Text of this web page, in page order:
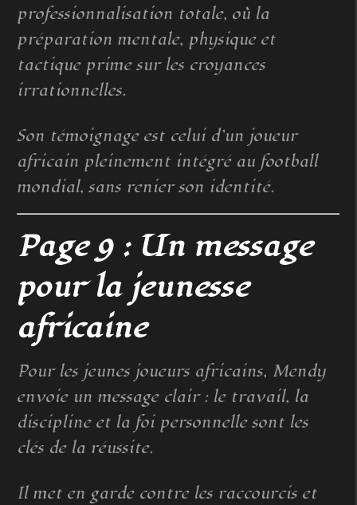
professionnalisation totale, où la
préparation mentale, physique et
tactique prime sur les croyances
irrationnelles.
Son témoignage est celui d’un joueur
africain pleinement intégré au football
mondial, sans renier son identité.
Page 9 : Un message
pour la jeunesse
africaine
Pour les jeunes joueurs africains, Mendy
envoie un message clair : le travail, la
discipline et la foi personnelle sont les
clés de la réussite.
Il met en garde contre les raccourcis et